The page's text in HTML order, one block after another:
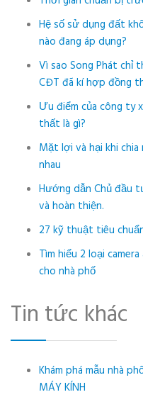
Hệ số sử dụng đất
nào đang áp dụng?
Vì sao Song Phát chỉ
CĐT đã kí hợp đồng
Ưu điểm của công ty
thất là gì?
Mặt lợi và hại khi
nhau
Hướng dẫn Chủ đầu
và hoàn thiện.
27 kỹ thuật tiêu
Tìm hiểu 2 loại
cho nhà phố
Tin tức khác
Khám phá mẫu nhà
MÁY KÍNH